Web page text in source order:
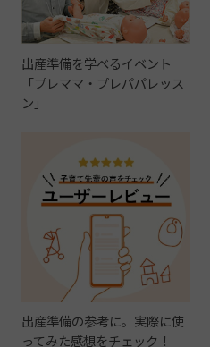
出産準備を学べるイベント
「プレママ・プレパパレッス
ン」
出産準備の参考に。実際に使
ってみた感想をチェック！